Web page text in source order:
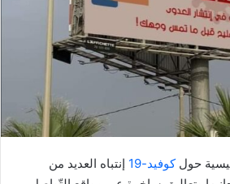
حولكوفيد-19
إنتباه العديد من